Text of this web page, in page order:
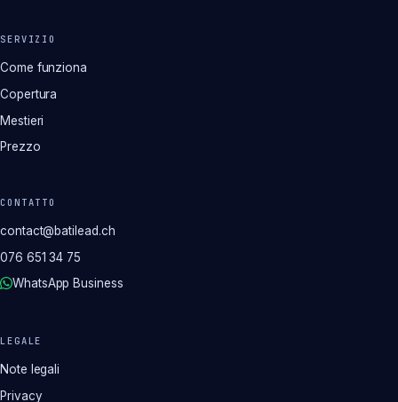
SERVIZIO
Come funziona
Copertura
Mestieri
Prezzo
CONTATTO
contact@batilead.ch
076 651 34 75
WhatsApp Business
LEGALE
Note legali
Privacy